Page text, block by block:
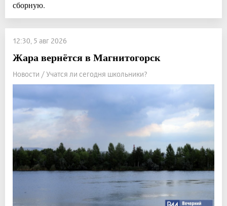
сборную.
12:30, 5 авг 2026
Жара вернётся в Магнитогорск
Новости / Учатся ли сегодня школьники?